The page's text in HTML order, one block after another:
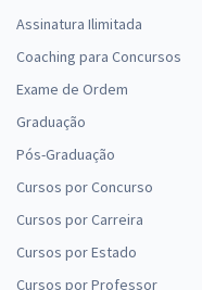
Assinatura Ilimitada
Coaching para Concursos
Exame de Ordem
Graduação
Pós-Graduação
Cursos por Concurso
Cursos por Carreira
Cursos por Estado
Cursos por Professor